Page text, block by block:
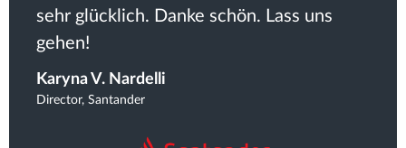
sehr glücklich. Danke schön. Lass uns
gehen!
Karyna V. Nardelli
Director, Santander